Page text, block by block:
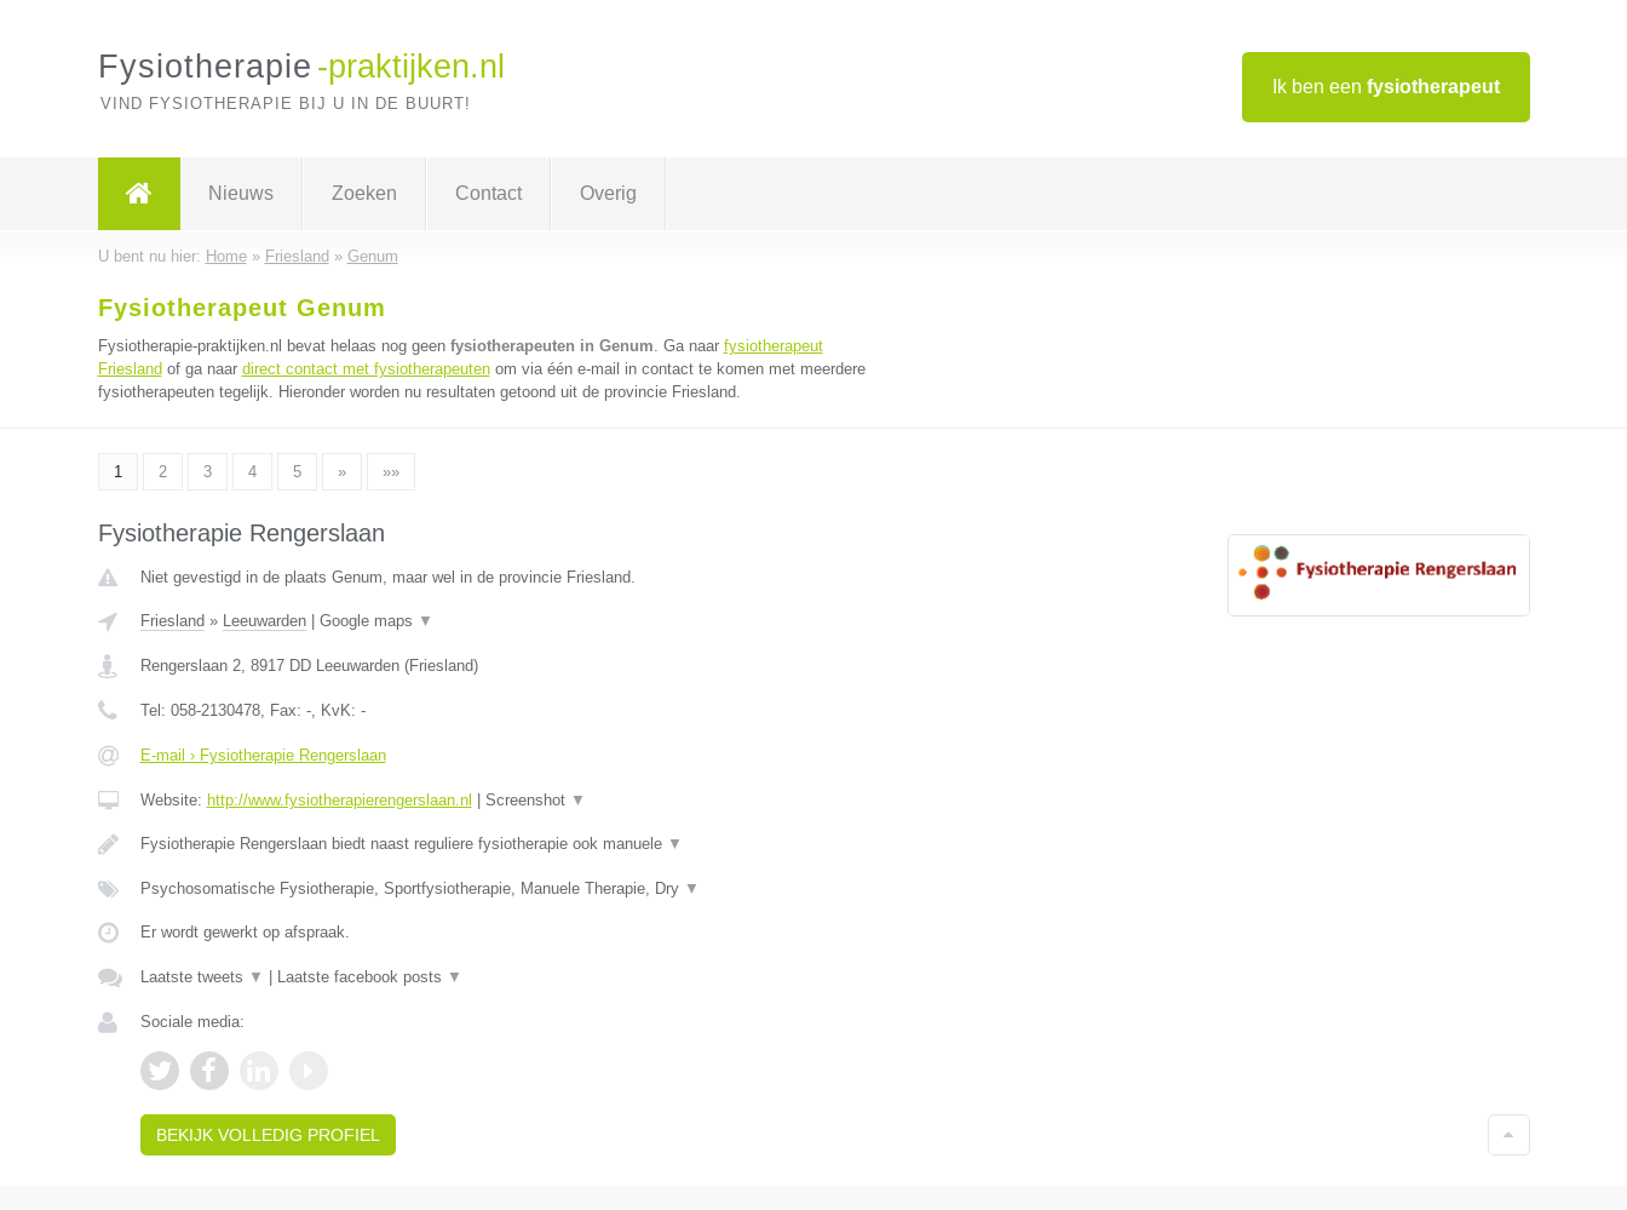
Ik ben een fysiotherapeut
Fysiotherapie -praktijken.nl
VIND FYSIOTHERAPIE BIJ U IN DE BUURT!
Nieuws Zoeken Contact Overig
U bent nu hier: Home» Friesland » Genum
Fysiotherapeut Genum
Fysiotherapie-praktijken.nl bevat helaas nog geen fysiotherapeuten in Genum. Ga naar fysiotherapeut
Friesland of ga naar direct contact met fysiotherapeutenom via één e-mail in contact te komen met meerdere
fysiotherapeuten tegelijk. Hieronder worden nu resultaten getoond uit de provincie Friesland.
1 2 3 4 5 » »»
Fysiotherapie Rengerslaan
Niet gevestigd in de plaats Genum, maar wel in de provincie Friesland.
Friesland » Leeuwarden| Google maps ▼
Rengerslaan 2, 8917 DD Leeuwarden(Friesland)
Tel: 058-2130478, Fax: -, KvK: -
E-mail › Fysiotherapie Rengerslaan
Website: http://www.fysiotherapierengerslaan.nl Screenshot ▼
Fysiotherapie Rengerslaan biedt naast reguliere fysiotherapie ook manuele ▼
Psychosomatische Fysiotherapie, Sportfysiotherapie, Manuele Therapie, Dry ▼
Er wordt gewerkt op afspraak.
Laatste tweets ▼ Laatste facebook posts ▼
Sociale media:
BEKIJK VOLLEDIG PROFIEL